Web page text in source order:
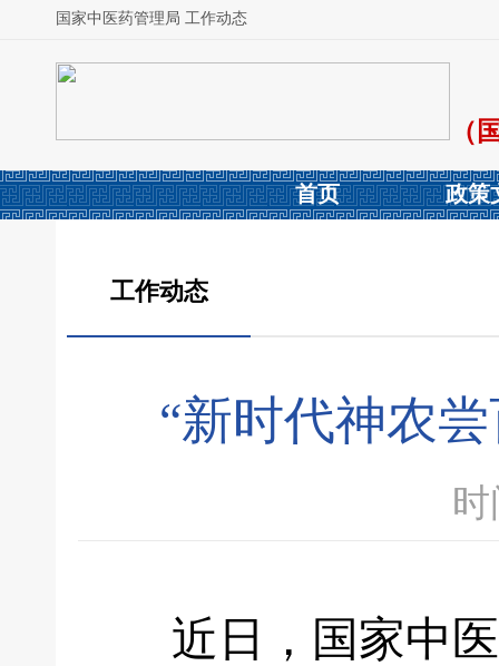
国家中医药管理局 工作动态
（
首页 政策
工作动态
“新时代神农
近日，国家中医